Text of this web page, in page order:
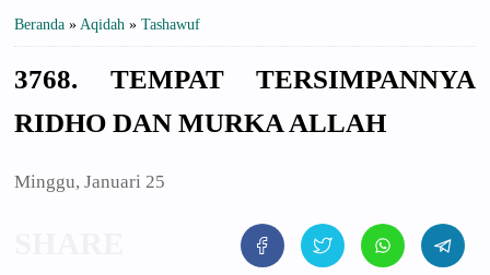
Beranda » Aqidah » Tashawuf
3768. TEMPAT TERSIMPANNYA
RIDHO DAN MURKA ALLAH
Minggu, Januari 25